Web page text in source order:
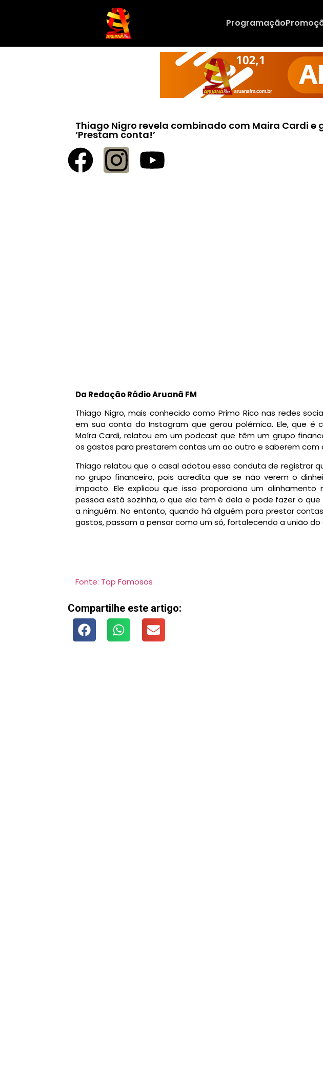
Programação
Thiago Nigro revela combinado com Maira Cardi e
‘Prestam conta!’
Da Redação Rádio Aruanã FM
Thiago Nigro, mais conhecido como Primo Rico nas redes
em sua conta do Instagram que gerou polêmica. Ele, que é
Maíra Cardi, relatou em um podcast que têm um grupo
os gastos para prestarem contas um ao outro e saberem
Thiago relatou que o casal adotou essa conduta de registrar
no grupo financeiro, pois acredita que se não verem o
impacto. Ele explicou que isso proporciona um alinhamento
pessoa está sozinha, o que ela tem é dela e pode fazer o
a ninguém. No entanto, quando há alguém para prestar
gastos, passam a pensar como um só, fortalecendo a união do
Fonte: Top Famosos
Compartilhe este artigo: